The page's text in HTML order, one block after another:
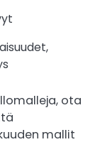
ota
mallit